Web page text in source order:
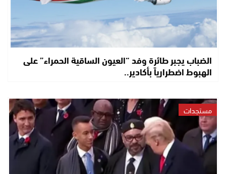
الضباب يجبر طائرة وفد “العيون الساقية الحمراء” على
الهبوط اضطرارياً بأكادير..
مستجدات